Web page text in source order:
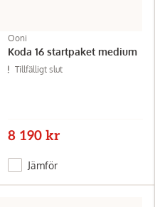
Ooni
Koda 16 startpaket medium
Tillfälligt slut
8 190 kr
Jämför